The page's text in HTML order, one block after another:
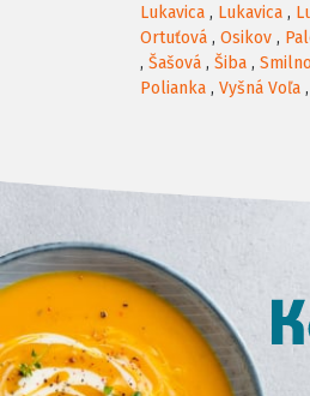
Lukavica , Lukavica ,
Ortuťová , Osikov ,
, Šašová , Šiba , Smilno
Polianka , Vyšná Voľa ,